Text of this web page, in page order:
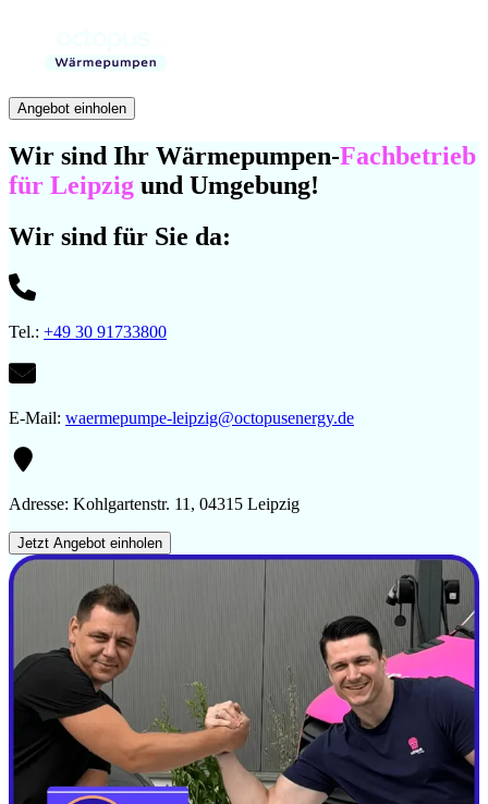
Angebot einholen
Wir sind Ihr Wärmepumpen-Fachbetrieb
für Leipzig und Umgebung!
Wir sind für Sie da:
Tel.: +49 30 91733800
E-Mail: waermepumpe­-leipzig@octopusenergy.de
Adresse: Kohlgartenstr. 11, 04315 Leipzig
Jetzt Angebot einholen